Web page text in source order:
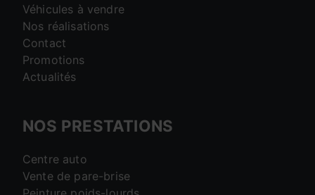
Véhicules à vendre
Nos réalisations
Contact
Promotions
Actualités
NOS PRESTATIONS
Centre auto
Vente de pare-brise